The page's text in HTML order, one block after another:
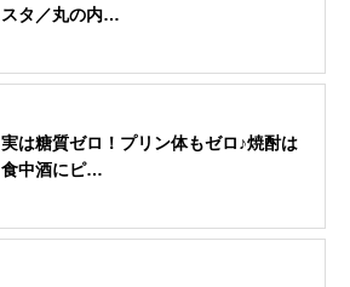
スタ／丸の内…
実は糖質ゼロ！プリン体もゼロ♪焼酎は
食中酒にピ…